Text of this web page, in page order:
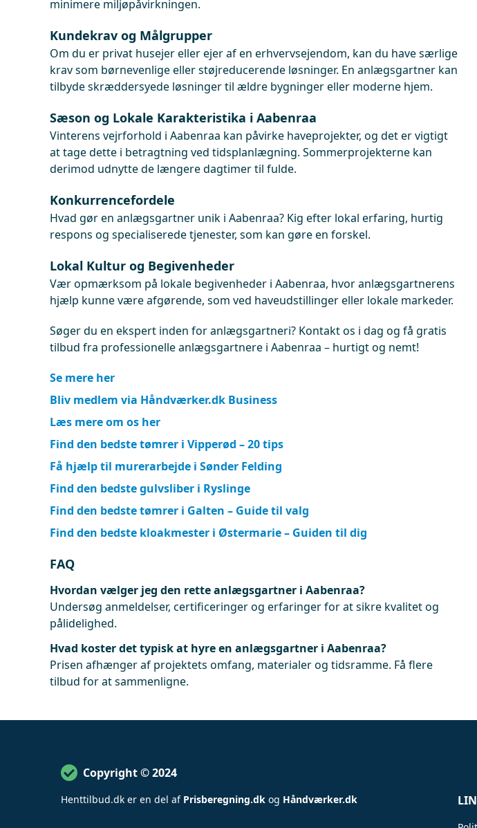
minimere miljøpåvirkningen.
Kundekrav og Målgrupper
Om du er privat husejer eller ejer af en erhvervsejendom, kan du have særlige
krav som børnevenlige eller støjreducerende løsninger. En anlægsgartner kan
tilbyde skræddersyede løsninger til ældre bygninger eller moderne hjem.
Sæson og Lokale Karakteristika i Aabenraa
Vinterens vejrforhold i Aabenraa kan påvirke haveprojekter, og det er vigtigt
at tage dette i betragtning ved tidsplanlægning. Sommerprojekterne kan
derimod udnytte de længere dagtimer til fulde.
Konkurrencefordele
Hvad gør en anlægsgartner unik i Aabenraa? Kig efter lokal erfaring, hurtig
respons og specialiserede tjenester, som kan gøre en forskel.
Lokal Kultur og Begivenheder
Vær opmærksom på lokale begivenheder i Aabenraa, hvor anlægsgartnerens
hjælp kunne være afgørende, som ved haveudstillinger eller lokale markeder.
Søger du en ekspert inden for anlægsgartneri? Kontakt os i dag og få gratis
tilbud fra professionelle anlægsgartnere i Aabenraa – hurtigt og nemt!
Se mere her
Bliv medlem via Håndværker.dk Business
Læs mere om os her
Find den bedste tømrer i Vipperød – 20 tips
Få hjælp til murerarbejde i Sønder Felding
Find den bedste gulvsliber i Ryslinge
Find den bedste tømrer i Galten – Guide til valg
Find den bedste kloakmester i Østermarie – Guiden til dig
FAQ
Hvordan vælger jeg den rette anlægsgartner i Aabenraa?
Undersøg anmeldelser, certificeringer og erfaringer for at sikre kvalitet og
pålidelighed.
Hvad koster det typisk at hyre en anlægsgartner i Aabenraa?
Prisen afhænger af projektets omfang, materialer og tidsramme. Få flere
tilbud for at sammenligne.
Copyright © 2024
Henttilbud.dk er en del af Prisberegning.dk og Håndværker.dk